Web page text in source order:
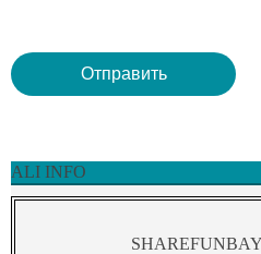
ALI INFO